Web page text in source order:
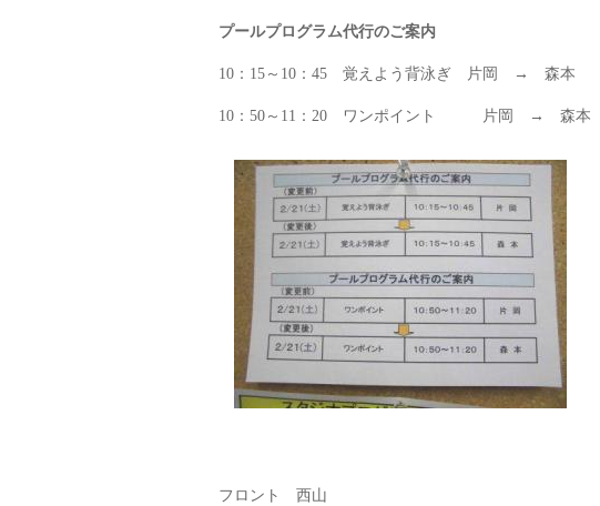
プールプログラム代行のご案内
10：15～10：45 覚えよう背泳ぎ 片岡 → 森本
10：50～11：20 ワンポイント 片岡 → 森本
フロント 西山